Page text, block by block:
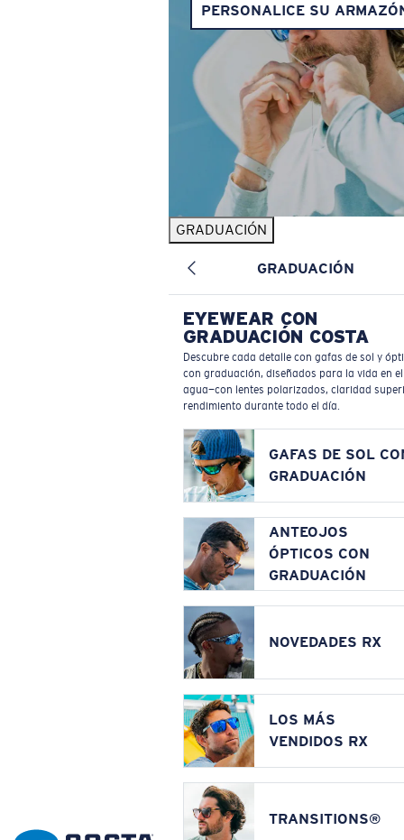
PERSONALICE SU
GRADUACIÓN
GRADUACIÓN
EYEWEAR CON
GRADUACIÓN COSTA
Descubre cada detalle con gafas de sol y
con graduación, diseñados para la vida en el
agua—con lentes polarizados, claridad
rendimiento durante todo el día.
GAFAS DE SOL
GRADUACIÓN
ANTEOJOS
ÓPTICOS CON
GRADUACIÓN
NOVEDADES RX
LOS MÁS
VENDIDOS RX
TRANSITIONS®